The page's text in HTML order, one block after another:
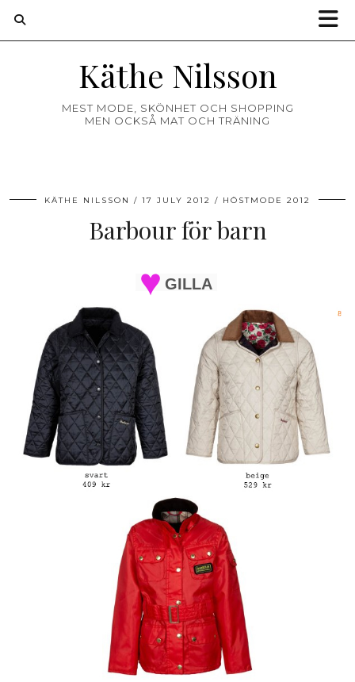
Käthe Nilsson
MEST MODE, SKÖNHET OCH SHOPPING
MEN OCKSÅ MAT OCH TRÄNING
KÄTHE NILSSON 17 JULY 2012 HÖSTMODE 2012
Barbour för barn
GILLA